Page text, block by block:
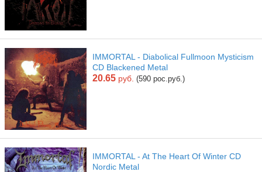
IMMORTAL - Diabolical Fullmoon Mysticism
CD Blackened Metal
20.65 руб. (590 рос.руб.)
IMMORTAL - At The Heart Of Winter CD
Nordic Metal